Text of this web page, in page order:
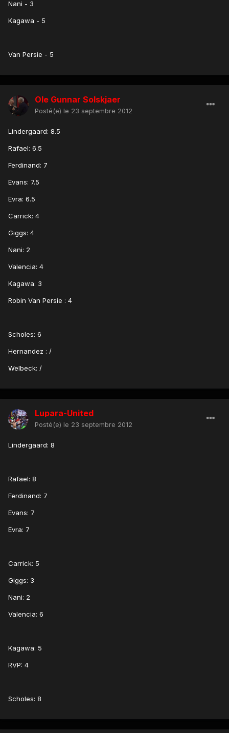
Nani - 3
Kagawa - 5
Van Persie - 5
Ole Gunnar Solskjaer
Posté(e) le 23 septembre 2012
Lindergaard: 8.5
Rafael: 6.5
Ferdinand: 7
Evans: 7.5
Evra: 6.5
Carrick: 4
Giggs: 4
Nani: 2
Valencia: 4
Kagawa: 3
Robin Van Persie : 4
Scholes: 6
Hernandez : /
Welbeck: /
Lupara-United
Posté(e) le 23 septembre 2012
Lindergaard: 8
Rafael: 8
Ferdinand: 7
Evans: 7
Evra: 7
Carrick: 5
Giggs: 3
Nani: 2
Valencia: 6
Kagawa: 5
RVP: 4
Scholes: 8